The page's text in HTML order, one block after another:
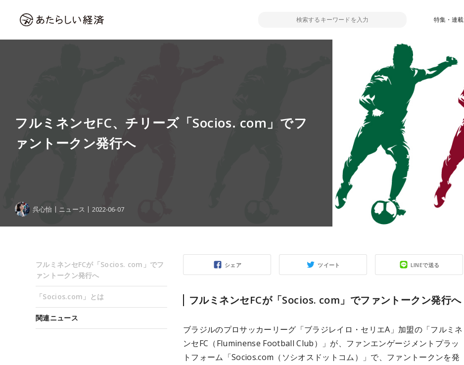
特集・連載
フルミネンセFC、チリーズ「Socios. com」でフ
ァントークン発行へ
呉心怡 ニュース 2022-06-07
シェア ツイート LINEで送る
フルミネンセFCが「Socios. com」でファントークン発行へ
ブラジルのプロサッカーリーグ「ブラジレイロ・セリエA」加盟の「フルミネ
ンセFC（Fluminense Football Club）」が、ファンエンゲージメントプラッ
トフォーム「Socios.com（ソシオスドットコム）」で、ファントークンを発
フルミネンセFCが「Socios. com」でフ
ァントークン発行へ
「Socios.com」とは
関連ニュース